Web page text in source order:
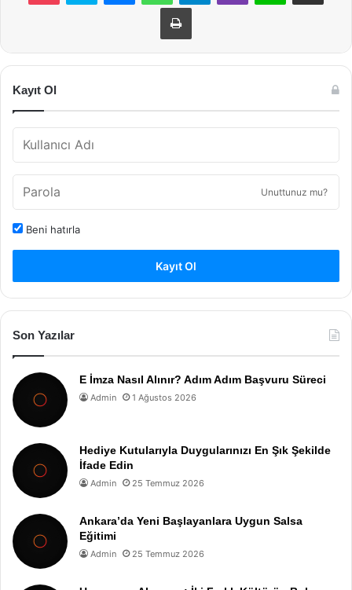
Yazdır
Kayıt Ol
Unuttunuz mu?
Beni hatırla
Kayıt Ol
Son Yazılar
E İmza Nasıl Alınır? Adım Adım Başvuru Süreci
Admin 1 Ağustos 2026
Hediye Kutularıyla Duygularınızı En Şık Şekilde
İfade Edin
Admin 25 Temmuz 2026
Ankara’da Yeni Başlayanlara Uygun Salsa
Eğitimi
Admin 25 Temmuz 2026